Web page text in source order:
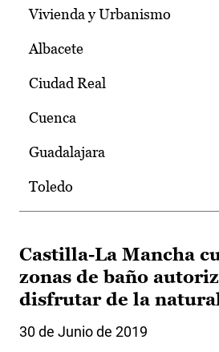
Vivienda y Urbanismo
Albacete
Ciudad Real
Cuenca
Guadalajara
Toledo
Castilla-La Mancha
zonas de baño
disfrutar de la
30 de Junio de 2019